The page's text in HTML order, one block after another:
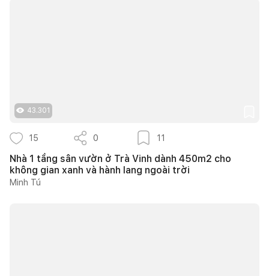
43.301
15 0 11
Nhà 1 tầng sân vườn ở Trà Vinh dành 450m2 cho
không gian xanh và hành lang ngoài trời
Minh Tú